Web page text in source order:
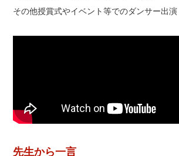
その他授賞式やイベント等でのダンサー出演
先生から一言